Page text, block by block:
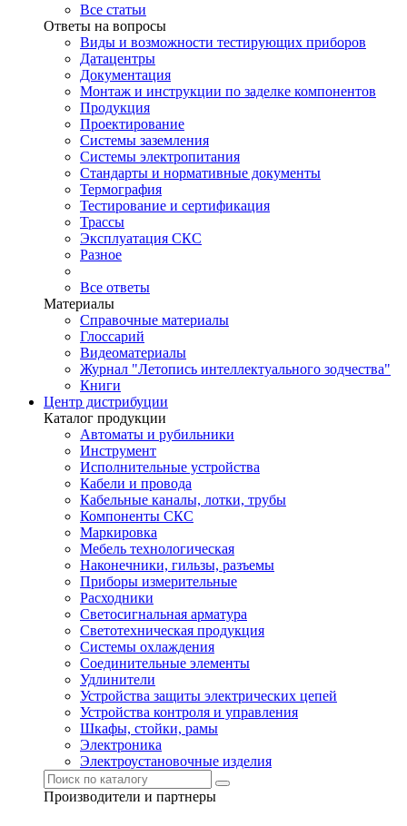
Все статьи
Ответы на вопросы
Виды и возможности тестирующих приборов
Датацентры
Документация
Монтаж и инструкции по заделке компонентов
Продукция
Проектирование
Системы заземления
Системы электропитания
Стандарты и нормативные документы
Термография
Тестирование и сертификация
Трассы
Эксплуатация СКС
Разное
Все ответы
Материалы
Справочные материалы
Глоссарий
Видеоматериалы
Журнал "Летопись интеллектуального зодчества"
Книги
Центр дистрибуции
Каталог продукции
Автоматы и рубильники
Инструмент
Исполнительные устройства
Кабели и провода
Кабельные каналы, лотки, трубы
Компоненты СКС
Маркировка
Мебель технологическая
Наконечники, гильзы, разъемы
Приборы измерительные
Расходники
Светосигнальная арматура
Светотехническая продукция
Системы охлаждения
Соединительные элементы
Удлинители
Устройства защиты электрических цепей
Устройства контроля и управления
Шкафы, стойки, рамы
Электроника
Электроустановочные изделия
Производители и партнеры